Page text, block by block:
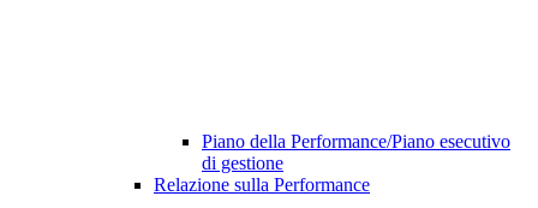
Piano della Performance/Piano esecutivo
di gestione
Relazione sulla Performance